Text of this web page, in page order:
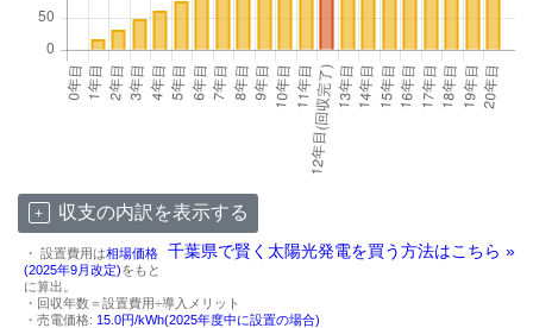
収支の内訳を表示する
千葉県で賢く太陽光発電を買う方法はこちら »
・ 設置費用は相場価格
(2025年9月改定)をもと
に算出。
・回収年数＝設置費用÷導入メリット
・売電価格: 15.0円/kWh(2025年度中に設置の場合)